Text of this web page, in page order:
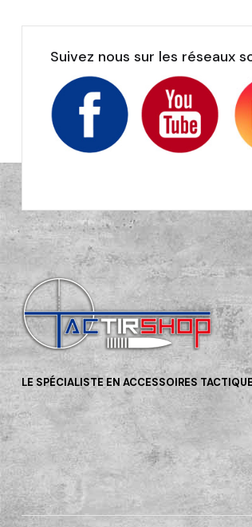
Suivez nous sur les réseaux
LE SPÉCIALISTE EN ACCESSOIRES